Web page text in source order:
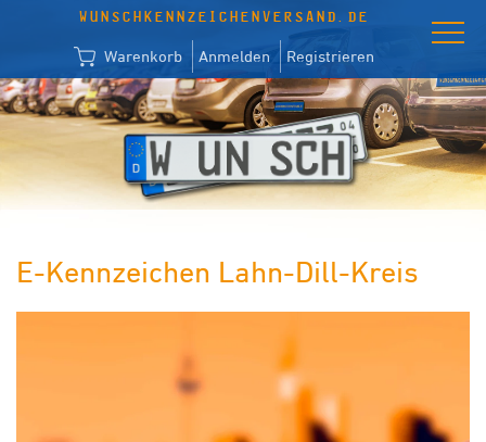
WUNSCHKENNZEICHENVERSAND.DE
Warenkorb Anmelden Registrieren
E-Kennzeichen Lahn-Dill-Kreis